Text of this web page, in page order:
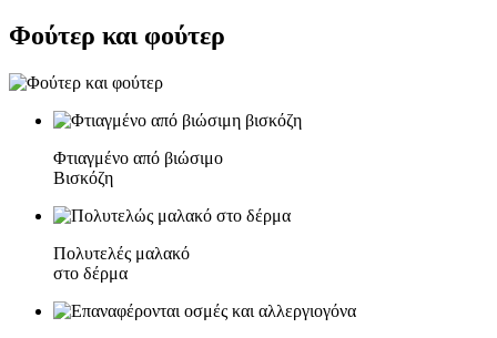
Φούτερ και φούτερ
Φτιαγμένο από βιώσιμο
Βισκόζη
Πολυτελές μαλακό
στο δέρμα